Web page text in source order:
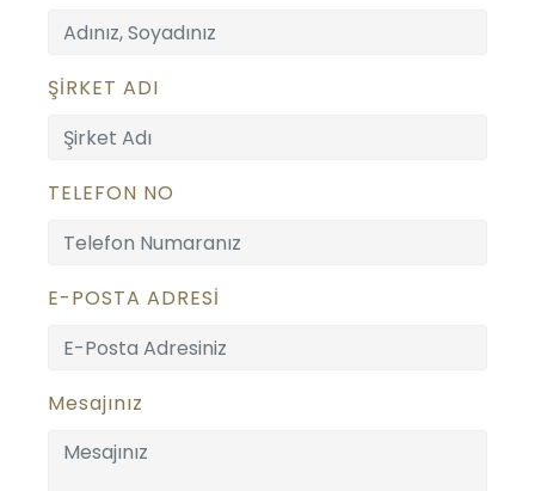
ŞİRKET ADI
TELEFON NO
E-POSTA ADRESİ
Mesajınız